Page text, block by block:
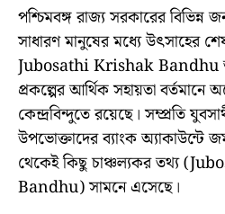
পশ্চিমবঙ্গ রাজ্য সরকারের বিভিন্ন
সাধারণ মানুষের মধ্যে উৎসাহের
Jubosathi Krishak Bandhu
প্রকল্পের আর্থিক সহায়তা
কেন্দ্রবিন্দুতে রয়েছে। সম্প্রতি
উপভোক্তাদের ব্যাংক অ্যাকাউন্টে
থেকেই কিছু চাঞ্চল্যকর তথ্য
Bandhu) সামনে এসেছে।